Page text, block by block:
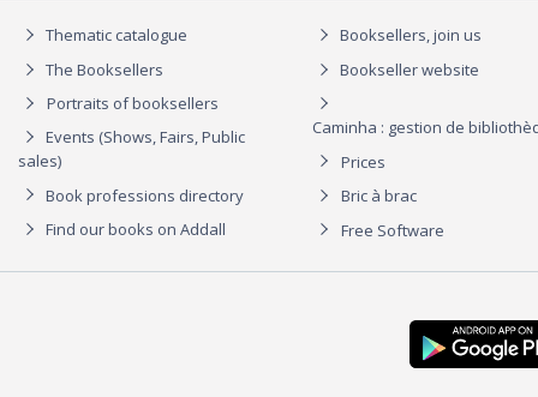
Thematic catalogue
The Booksellers
Portraits of booksellers
Events (Shows, Fairs, Public
sales)
Book professions directory
Find our books on Addall
Booksellers, join us
Bookseller website
Caminha : gestion de
Prices
Bric à brac
Free Software